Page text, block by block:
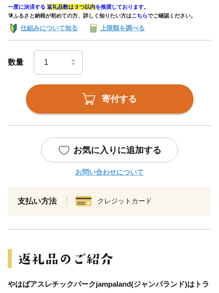
一度に決済する 返礼品数は３つ以内を推奨しております。
🔰ふるさと納税が初めての方、詳しく知りたい方はこちらでご確認ください。
仕組みについて知る 上限額を調べる
数量
寄付する
お気に入りに追加する
お問い合わせについて
支払い方法 クレジットカード
やはばアスレチックパークjampaland(ジャンパランド)はトラ